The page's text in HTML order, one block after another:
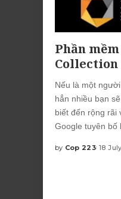
Phần
Collection
Nếu là một
hẳn nhiều bạn
biết đến rộng rãi
Google tuyên bố
Posted
by Cop 223 18